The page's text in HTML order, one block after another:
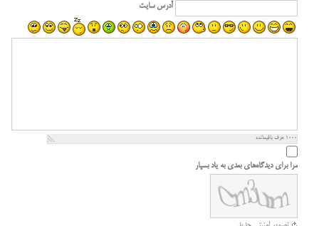
آدرس سایت
1000 حرف باقیمانده
مرا برای دیدگاه‌های بعدی به یاد بسپار